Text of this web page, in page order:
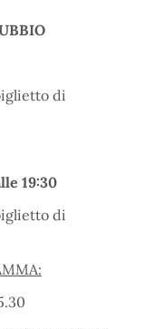
di
19:30
di